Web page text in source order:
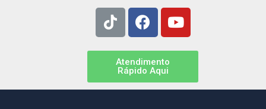
Atendimento
Rápido Aqui